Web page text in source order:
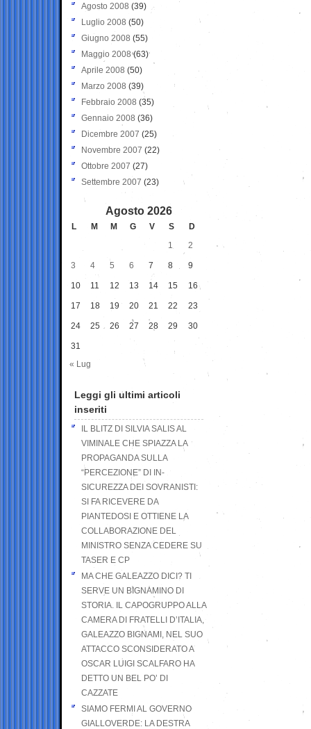
Agosto 2008 (39)
Luglio 2008 (50)
Giugno 2008 (55)
Maggio 2008(63)
Aprile 2008 (50)
Marzo 2008 (39)
Febbraio 2008 (35)
Gennaio 2008 (36)
Dicembre 2007 (25)
Novembre 2007 (22)
Ottobre 2007 (27)
Settembre 2007 (23)
Agosto 2026
L M M G V S
D
1
2
3 4 5 6 7 8 9
10 11 12 13 14 15 16
17 18 19 20 21 22 23
24 25 26 27 28 29 30
31
« Lug
Leggi gli ultimi articoli
inseriti
IL BLITZ DI SILVIA SALIS AL
VIMINALE CHE SPIAZZA LA
PROPAGANDA SULLA
“PERCEZIONE” DI IN-
SICUREZZA DEI SOVRANISTI:
SI FA RICEVERE DA
PIANTEDOSI E OTTIENE LA
COLLABORAZIONE DEL
MINISTRO SENZA CEDERE SU
TASER E CP
MA CHE GALEAZZO DICI? TI
SERVE UN BIGNAMINO DI
STORIA. IL CAPOGRUPPO ALLA
CAMERA DI FRATELLI D’ITALIA,
GALEAZZO BIGNAMI, NEL SUO
ATTACCO SCONSIDERATO A
OSCAR LUIGI SCALFARO HA
DETTO UN BEL PO’ DI
CAZZATE
SIAMO FERMI AL GOVERNO
GIALLOVERDE: LA DESTRA